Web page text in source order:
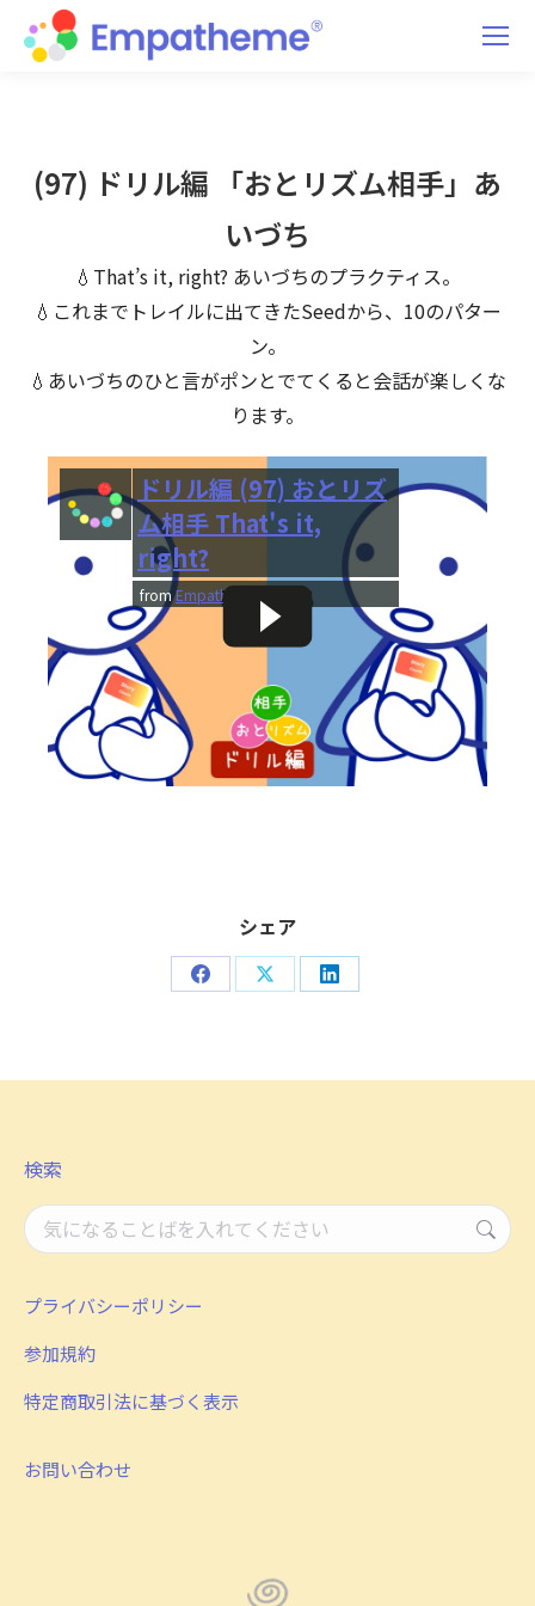
(97) ドリル編 「おとリズム相手」あ
いづち
💧That’s it, right? あいづちのプラクティス。
💧これまでトレイルに出てきたSeedから、10のパター
ン。
💧あいづちのひと言がポンとでてくると会話が楽しくな
ります。
ドリル編 (97) おとリズ
ム相手 That's it,
right?
fromEmpatheme
シェア
Share Share Share
検索
検
索：
プライバシーポリシー
参加規約
特定商取引法に基づく表示
お問い合わせ